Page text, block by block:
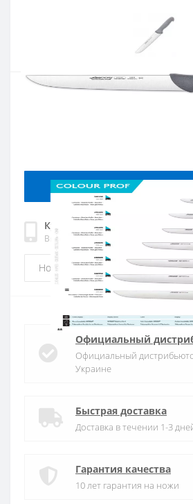
Артикул:240300
КУПИТЬ
Купить в один клик
Введите номер телефона и мы
Официальный
Официальный
Украине
Быстрая доставка
Доставка в течении 1-3
Гарантия качества
10 лет гарантия на ножи